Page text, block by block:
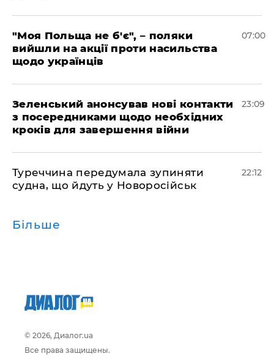
"Моя Польща не б'є", – поляки
вийшли на акції проти насильства
щодо українців
07:00
Зеленський анонсував нові контакти
з посередниками щодо необхідних
кроків для завершення війни
23:09
Туреччина передумала зупиняти
судна, що йдуть у Новоросійськ
22:12
Більше
© 2026, Диалог.ua
Все права защищены.